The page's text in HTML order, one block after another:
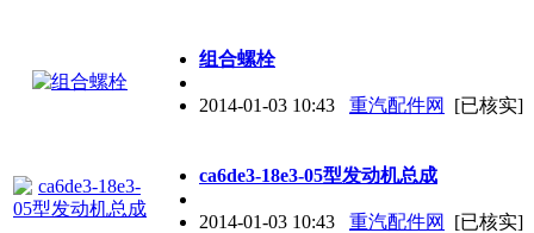
组合螺栓
2014-01-03 10:43 重汽配件网 [已核实]
ca6de3-18e3-05型发动机总成
2014-01-03 10:43 重汽配件网 [已核实]